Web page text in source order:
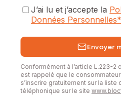
J’ai lu et j’accepte la
Données Personnelles*
Envoyer
Conformément à l’article L.223-2
est rappelé que le
s’inscrire gratuitement sur la liste
téléphonique sur le site